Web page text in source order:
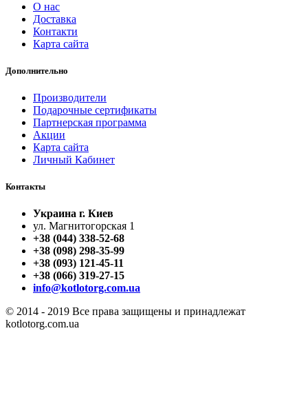
О нас
Доставка
Контакти
Карта сайта
Дополнительно
Производители
Подарочные сертификаты
Партнерская программа
Акции
Карта сайта
Личный Кабинет
Контакты
Украина г. Киев
ул. Магнитогорская 1
+38 (044) 338-52-68
+38 (098) 298-35-99
+38 (093) 121-45-11
+38 (066) 319-27-15
info@kotlotorg.com.ua
© 2014 - 2019 Все права защищены и принадлежат
kotlotorg.com.ua